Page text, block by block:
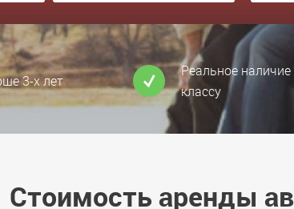
3-х лет
Реальное
классу
Стоимость аренды